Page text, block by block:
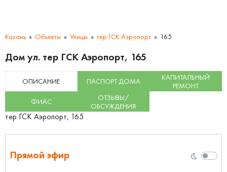
Казань Объекты Улицы тер ГСК Аэропорт 165
Дом ул. тер ГСК Аэропорт, 165
ОПИСАНИЕ ПАСПОРТ ДОМА
КАПИТАЛЬНЫЙ
РЕМОНТ
ФИАС
ОТЗЫВЫ/
ОБСУЖДЕНИЯ
тер ГСК Аэропорт, 165
Прямой эфир